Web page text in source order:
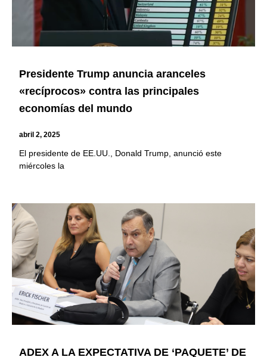
Presidente Trump anuncia aranceles
«recíprocos» contra las principales
economías del mundo
abril 2, 2025
El presidente de EE.UU., Donald Trump, anunció este
miércoles la
ADEX A LA EXPECTATIVA DE ‘PAQUETE’ DE